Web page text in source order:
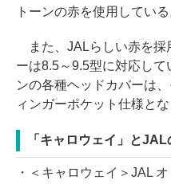
トーンの赤を使用している
また、JALらしい赤を採
ーは8.5～9.5型に対応し
ンの各種ヘッドカバーは
ィンガーポケット仕様とな
「キャロウェイ」と
・＜キャロウェイ＞JAL